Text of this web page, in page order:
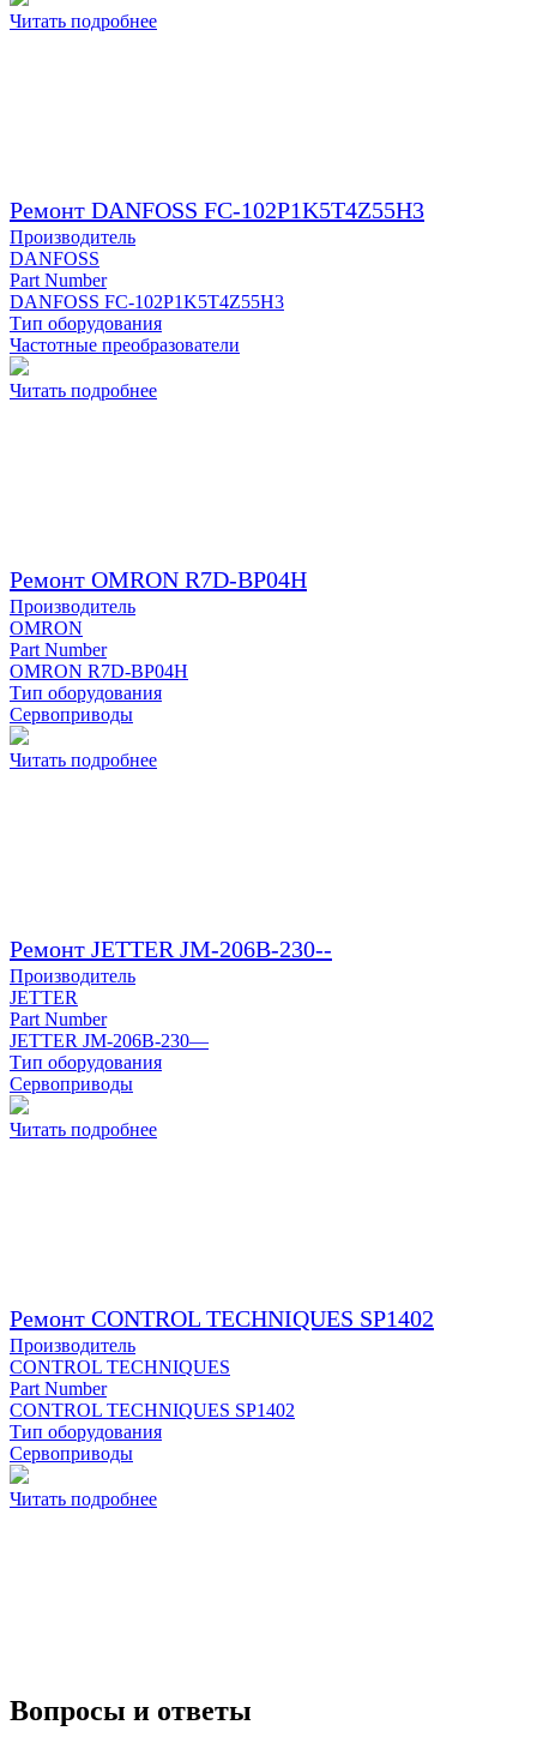
Читать подробнее
Ремонт DANFOSS FC-102P1K5T4Z55H3
Производитель
DANFOSS
Part Number
DANFOSS FC-102P1K5T4Z55H3
Тип оборудования
Частотные преобразователи
Читать подробнее
Ремонт OMRON R7D-BP04H
Производитель
OMRON
Part Number
OMRON R7D-BP04H
Тип оборудования
Сервоприводы
Читать подробнее
Ремонт JETTER JM-206B-230--
Производитель
JETTER
Part Number
JETTER JM-206B-230—
Тип оборудования
Сервоприводы
Читать подробнее
Ремонт CONTROL TECHNIQUES SP1402
Производитель
CONTROL TECHNIQUES
Part Number
CONTROL TECHNIQUES SP1402
Тип оборудования
Сервоприводы
Читать подробнее
Вопросы и ответы